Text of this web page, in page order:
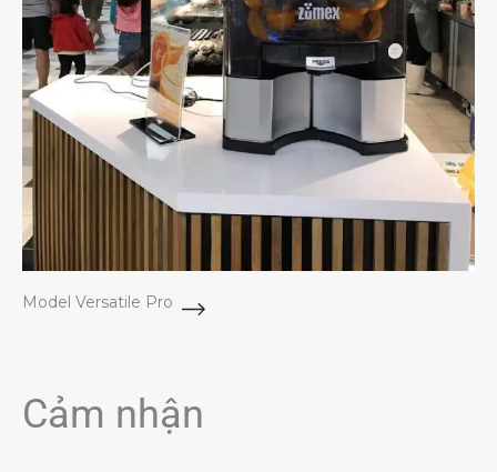
Model Versatile Pro
Cảm nhận